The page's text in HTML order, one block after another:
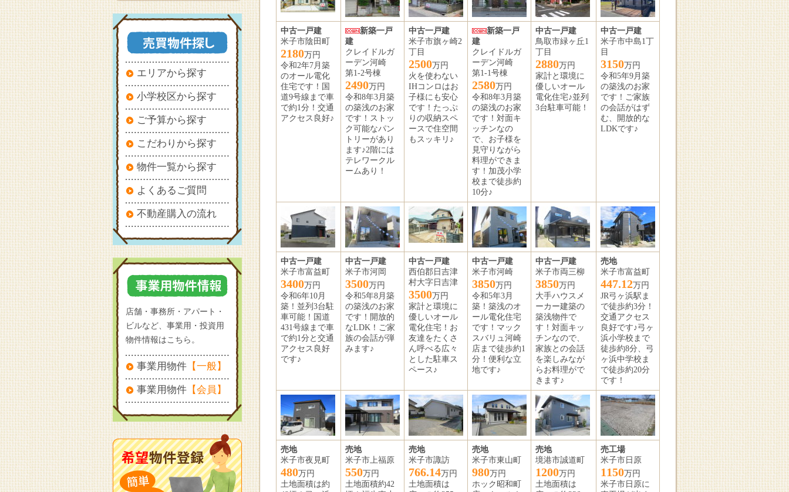
エリアから探す
小学校区から探す
ご予算から探す
こだわりから探す
物件一覧から探す
よくあるご質問
不動産購入の流れ
店舗・事務所・アパート・
ビルなど、事業用・投資用
物件情報はこちら。
事業用物件 【一般】
事業用物件 【会員】